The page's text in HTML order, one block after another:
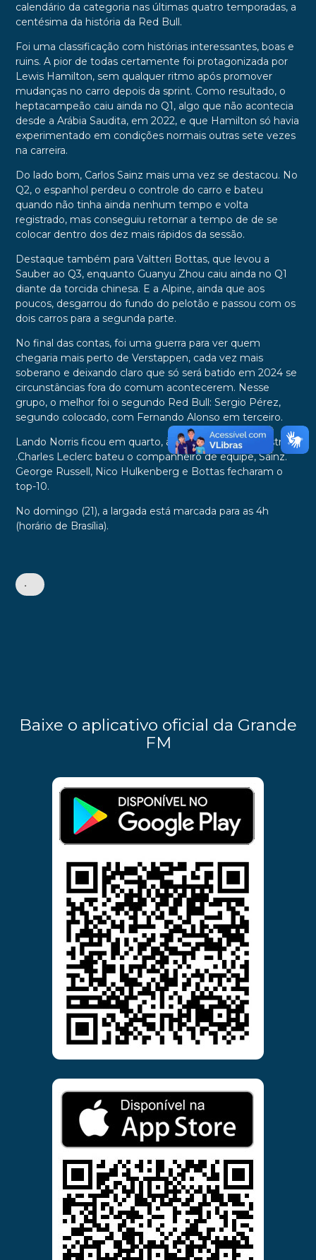
calendário da categoria nas últimas quatro temporadas, a
centésima da história da Red Bull.
Foi uma classificação com histórias interessantes, boas e
ruins. A pior de todas certamente foi protagonizada por
Lewis Hamilton, sem qualquer ritmo após promover
mudanças no carro depois da sprint. Como resultado, o
heptacampeão caiu ainda no Q1, algo que não acontecia
desde a Arábia Saudita, em 2022, e que Hamilton só havia
experimentado em condições normais outras sete vezes
na carreira.
Do lado bom, Carlos Sainz mais uma vez se destacou. No
Q2, o espanhol perdeu o controle do carro e bateu
quando não tinha ainda nenhum tempo e volta
registrado, mas conseguiu retornar a tempo de de se
colocar dentro dos dez mais rápidos da sessão.
Destaque também para Valtteri Bottas, que levou a
Sauber ao Q3, enquanto Guanyu Zhou caiu ainda no Q1
diante da torcida chinesa. E a Alpine, ainda que aos
poucos, desgarrou do fundo do pelotão e passou com os
dois carros para a segunda parte.
No final das contas, foi uma guerra para ver quem
chegaria mais perto de Verstappen, cada vez mais
soberano e deixando claro que só será batido em 2024 se
circunstâncias fora do comum acontecerem. Nesse
grupo, o melhor foi o segundo Red Bull: Sergio Pérez,
segundo colocado, com Fernando Alonso em terceiro.
Lando Norris ficou em quarto, à frente de Oscar Piastri
.Charles Leclerc bateu o companheiro de equipe, Sainz.
George Russell, Nico Hulkenberg e Bottas fecharam o
top-10.
No domingo (21), a largada está marcada para as 4h
(horário de Brasília).
•
Baixe o aplicativo oficial da Grande
FM